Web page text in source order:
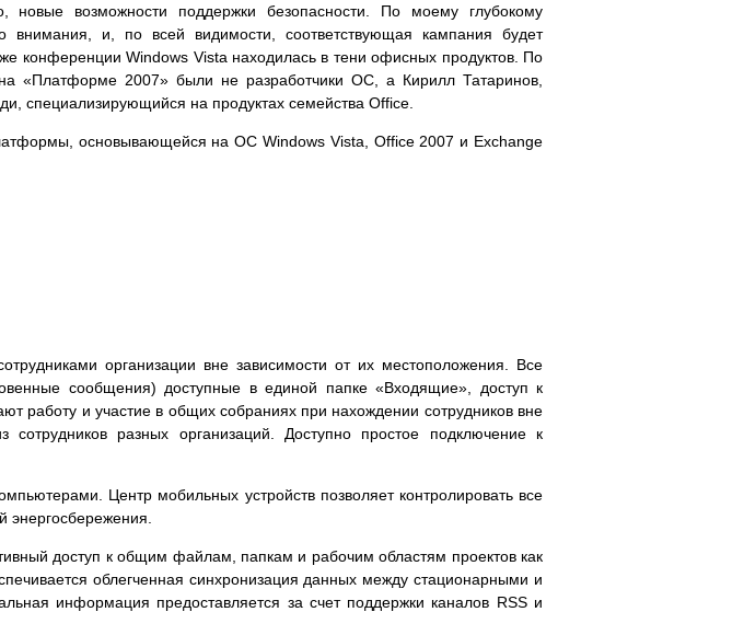
новые возможности поддержки безопасности. По моему глубокому
внимания, и, по всей видимости, соответствующая кампания будет
конференции Windows Vista находилась в тени офисных продуктов. По
«Платформе 2007» были не разработчики ОС, а Кирилл Татаринов,
специализирующийся на продуктах семейства Office.
основывающейся на ОС Windows Vista, Office 2007 и Exchange
организации вне зависимости от их местоположения. Все
сообщения) доступные в единой папке «Входящие», доступ к
работу и участие в общих собраниях при нахождении сотрудников вне
разных организаций. Доступно простое подключение к
Центр мобильных устройств позволяет контролировать все
энергосбережения.
доступ к общим файлам, папкам и рабочим областям проектов как
облегченная синхронизация данных между стационарными и
информация предоставляется за счет поддержки каналов RSS и